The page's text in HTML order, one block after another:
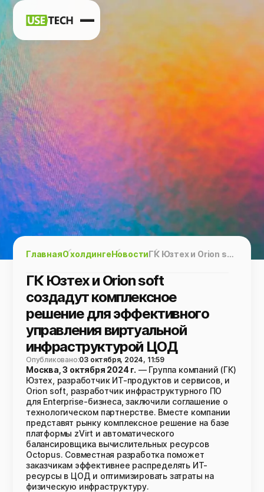
Контакты
h vk
ГлавнаяО холдингеНовости ГК Юзтех и Orion soft создадут комплексное решение для эффективного управления виртуальной инфраструктурой ЦОД
ГК Юзтех и Orion soft
создадут комплексное
решение для эффективного
управления виртуальной
инфраструктурой ЦОД
Опубликовано:03 октября, 2024, 11:59
Москва, 3 октября 2024 г. — Группа компаний (ГК)
Юзтех, разработчик ИТ-продуктов и сервисов, и
Orion soft, разработчик инфраструктурного ПО
для Enterprise-бизнеса, заключили соглашение о
технологическом партнерстве. Вместе компании
представят рынку комплексное решение на базе
платформы zVirt и автоматического
балансировщика вычислительных ресурсов
Octopus. Совместная разработка поможет
заказчикам эффективнее распределять ИТ-
ресурсы в ЦОД и оптимизировать затраты на
физическую инфраструктуру.